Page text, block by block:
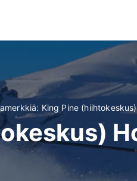
King Pine (hiihtokeskus)